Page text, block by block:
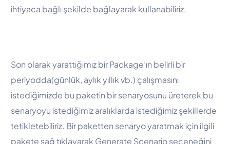
ihtiyaca bağlı şekilde bağlayarak kullanabiliriz.
Son olarak yarattığımız bir Package’ın belirli bir
periyodda(günlük, aylık yıllık vb.) çalışmasını
istediğimizde bu paketin bir senaryosunu üreterek bu
senaryoyu istediğimiz aralıklarda istediğimiz şekillerde
tetikletebiliriz. Bir paketten senaryo yaratmak için ilgili
pakete sağ tıklayarak Generate Scenario seçeneğini